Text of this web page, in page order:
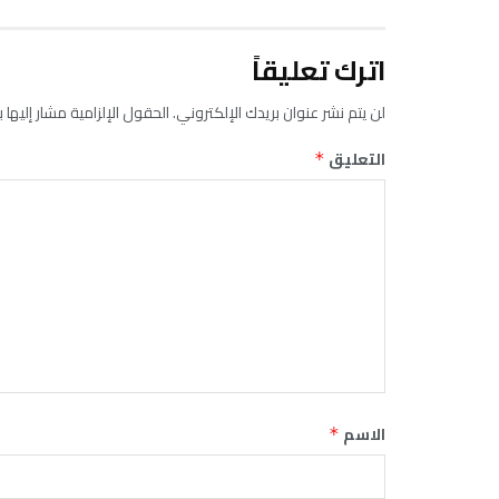
اترك تعليقاً
لن يتم نشر عنوان بريدك الإلكتروني.الحقول الإلزامية مشار إليها
التعليق *
الاسم *